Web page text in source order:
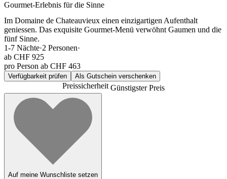
Gourmet-Erlebnis für die Sinne
Im Domaine de Chateauvieux einen einzigartigen Aufenthalt
geniessen. Das exquisite Gourmet-Menü verwöhnt Gaumen und die
fünf Sinne.
1-7 Nächte·2 Personen·
ab CHF 925
pro Person ab CHF 463
Verfügbarkeit prüfen Als Gutschein verschenken
PreissicherheitGünstigster Preis
Auf meine Wunschliste setzen